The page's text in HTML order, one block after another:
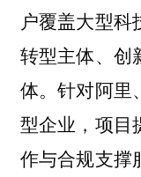
户覆盖大型
转型主体、创
体。针对阿里
型企业，项目
作与合规支撑